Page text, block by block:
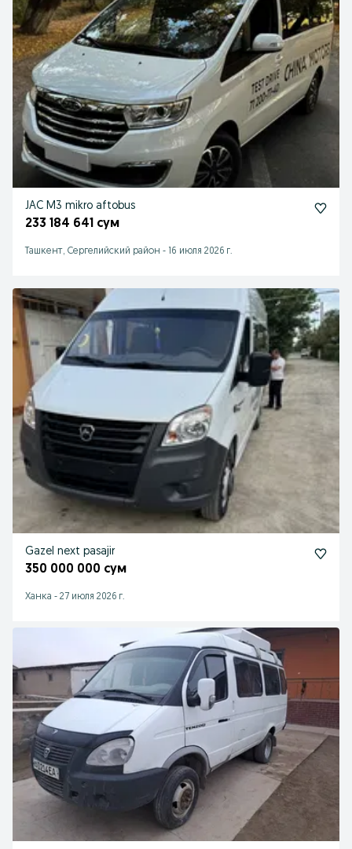
JAC M3 mikro aftobus
233 184 641 сум
Ташкент, Сергелийский район - 16 июля 2026 г.
Gazel next pasajir
350 000 000 сум
Ханка - 27 июля 2026 г.